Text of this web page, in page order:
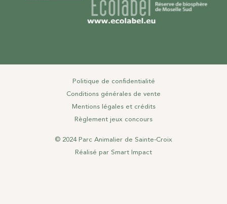
Politique de confidentialité
Conditions générales de vente
Mentions légales et crédits
Règlement jeux concours
© 2024 Parc Animalier de Sainte-Croix
Réalisé par Smart Impact